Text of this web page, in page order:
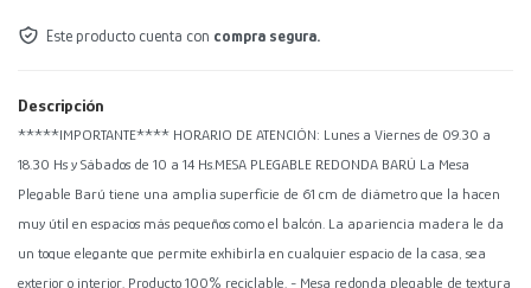
Este producto cuenta con compra segura.
Descripción
*****IMPORTANTE**** HORARIO DE ATENCIÓN: Lunes a Viernes de 09.30 a
18.30 Hs y Sábados de 10 a 14 Hs.MESA PLEGABLE REDONDA BARÚ La Mesa
Plegable Barú tiene una amplia superficie de 61 cm de diámetro que la hacen
muy útil en espacios más pequeños como el balcón. La apariencia madera le da
un toque elegante que permite exhibirla en cualquier espacio de la casa, sea
exterior o interior. Producto 100% reciclable. - Mesa redonda plegable de textura